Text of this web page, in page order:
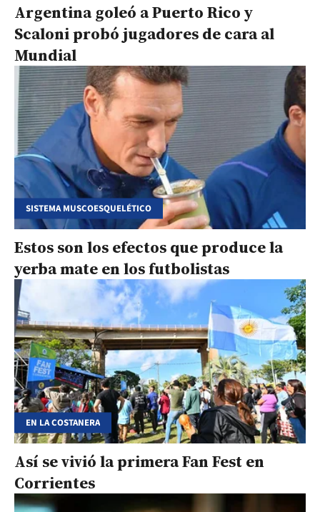
Argentina goleó a Puerto Rico y
Scaloni probó jugadores de cara al
Mundial
SISTEMA MUSCOESQUELÉTICO
Estos son los efectos que produce la
yerba mate en los futbolistas
EN LA COSTANERA
Así se vivió la primera Fan Fest en
Corrientes